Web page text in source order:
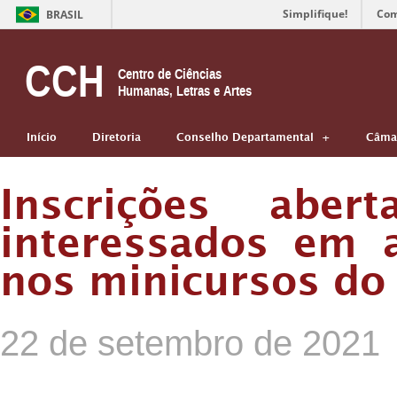
BRASIL Simplifique!
CCH
Centro de Ciências
Humanas, Letras e Artes
Início Diretoria Conselho Departamental
Inscrições
interessados em
nos minicursos do
22 de setembro de 2021